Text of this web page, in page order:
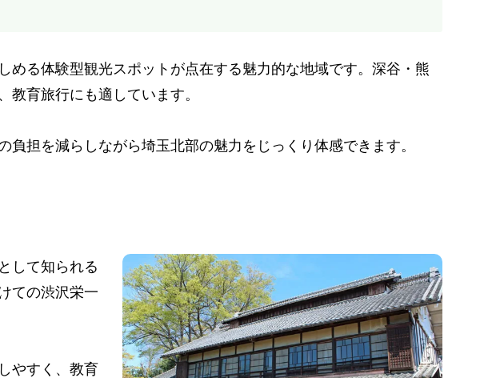
る体験型観光スポットが点在する魅力的な地域です。深谷・熊
育旅行にも適しています。
担を減らしながら埼玉北部の魅力をじっくり体感できます。
して知られる
ての渋沢栄一
やすく、教育